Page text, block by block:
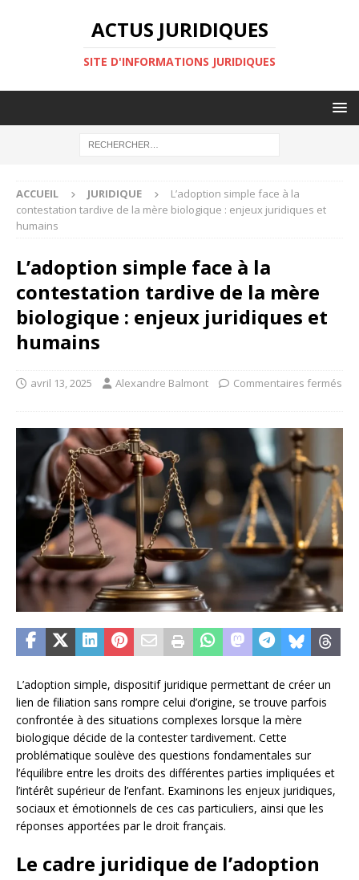
ACTUS JURIDIQUES
SITE D'INFORMATIONS JURIDIQUES
ACCUEIL JURIDIQUE
L’adoption simple face à la
contestation tardive de la mère biologique : enjeux juridiques et
humains
L’adoption simple face à la
contestation tardive de la mère
biologique : enjeux juridiques et
humains
avril 13, 2025 Alexandre Balmont Commentaires fermés
L’adoption simple, dispositif juridique permettant de créer un
lien de filiation sans rompre celui d’origine, se trouve parfois
confrontée à des situations complexes lorsque la mère
biologique décide de la contester tardivement. Cette
problématique soulève des questions fondamentales sur
l’équilibre entre les droits des différentes parties impliquées et
l’intérêt supérieur de l’enfant. Examinons les enjeux juridiques,
sociaux et émotionnels de ces cas particuliers, ainsi que les
réponses apportées par le droit français.
Le cadre juridique de l’adoption